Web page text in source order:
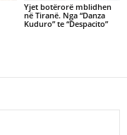
Yjet botërorë mblidhen
në Tiranë. Nga “Danza
Kuduro” te “Despacito”